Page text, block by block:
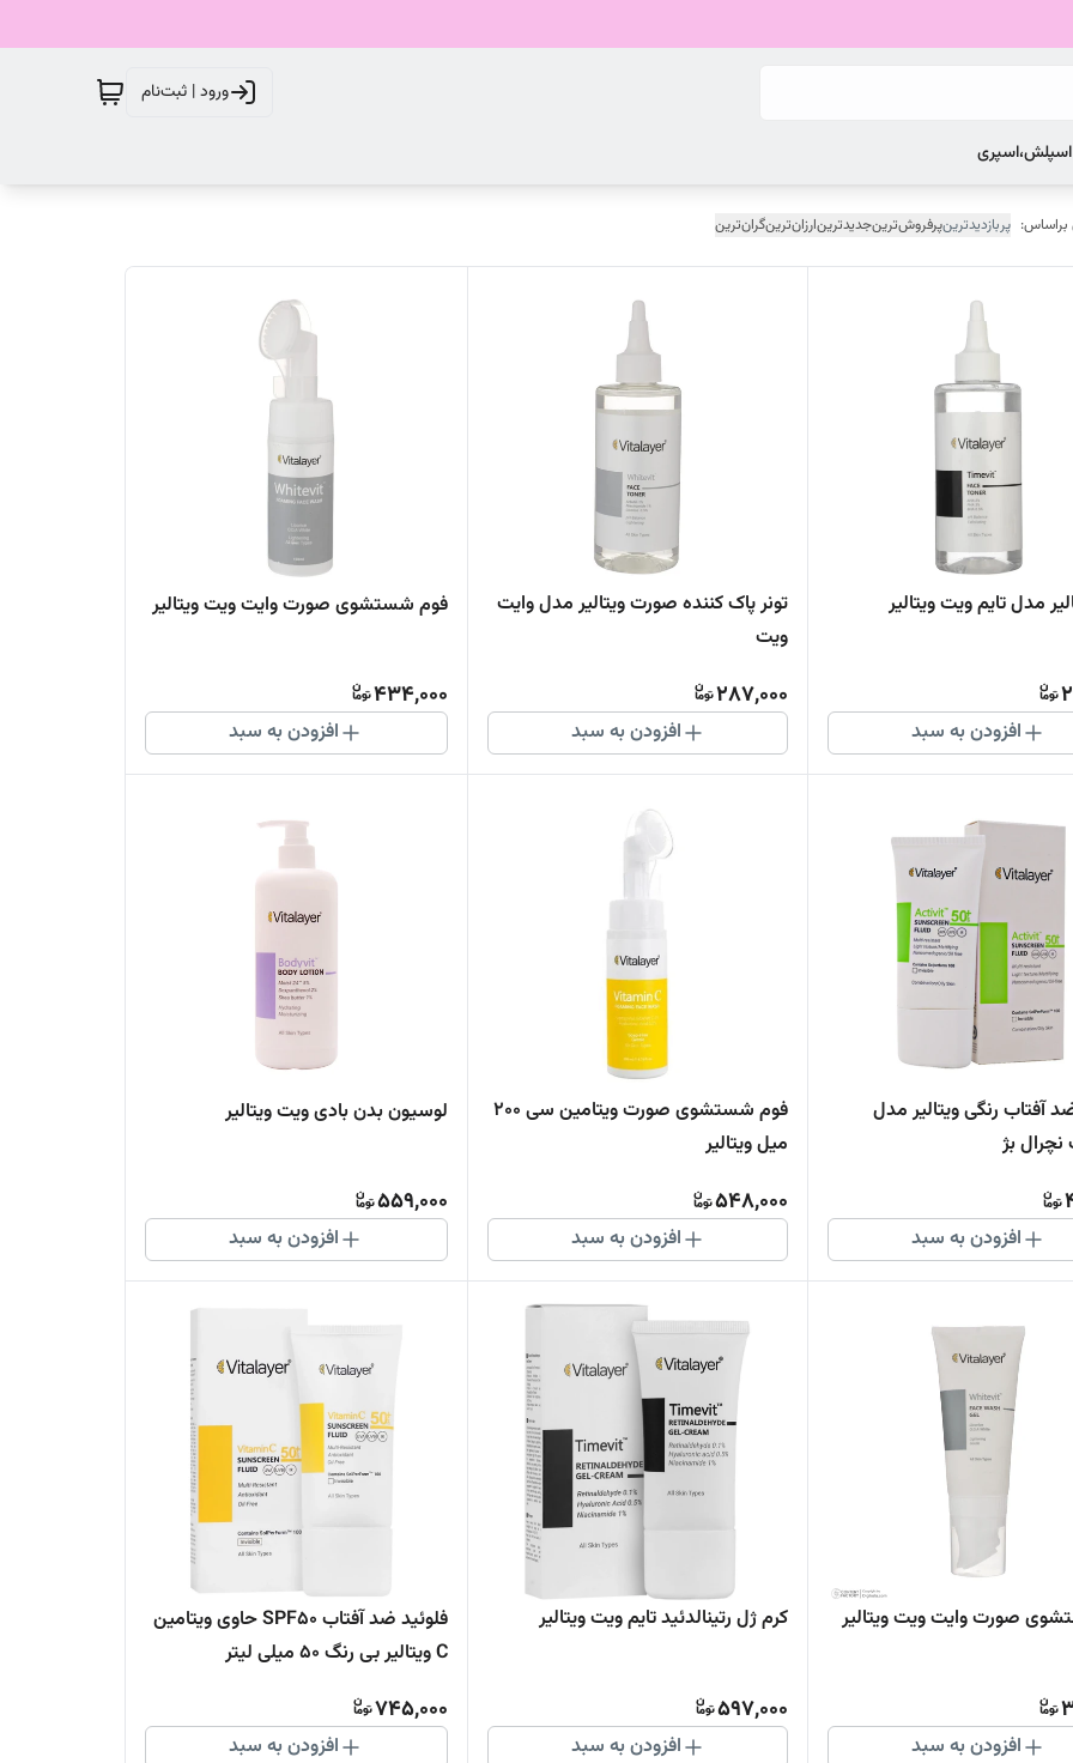
ورود | ثبت‌نام
اسپلش،اسپری
پربازدیدترینپرفروش‌ترینجدیدترینارزان‌ترینگران‌ترین
افزودن به سبد
تونر پاک کننده صورت ویتالیر مدل وایت
ویت
287,000
افزودن به سبد
فوم شستشوی صورت وایت ویت ویتالیر
434,000
افزودن به سبد
آفتاب رنگی ویتالیر مدل
نچرال بژ
افزودن به سبد
فوم شستشوی صورت ویتامین سی 200
میل ویتالیر
548,000
افزودن به سبد
لوسیون بدن بادی ویت ویتالیر
559,000
افزودن به سبد
صورت وایت ویت ویتالیر
افزودن به سبد
کرم ژل رتینالدئید تایم ویت ویتالیر
597,000
افزودن به سبد
فلوئید ضد آفتاب SPF50 حاوی ویتامین
C ویتالیر بی رنگ 50 میلی لیتر
745,000
افزودن به سبد